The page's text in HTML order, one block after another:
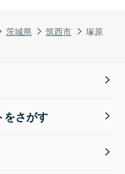
茨城県 筑西市 塚原
をさがす